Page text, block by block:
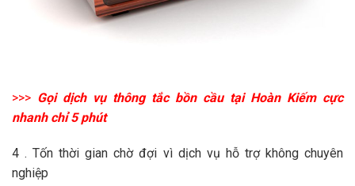
>>> Gọi dịch vụ thông tắc bồn cầu tại Hoàn Kiếm cực
nhanh chỉ 5 phút
4 . Tốn thời gian chờ đợi vì dịch vụ hỗ trợ không chuyên
nghiệp